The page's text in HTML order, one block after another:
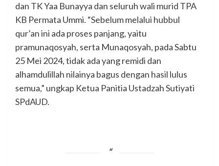
dan TK Yaa Bunayya dan seluruh wali murid TPA
KB Permata Ummi. “Sebelum melalui hubbul
qur’an ini ada proses panjang, yaitu
pramunaqosyah, serta Munaqosyah, pada Sabtu
25 Mei 2024, tidak ada yang remidi dan
alhamdulillah nilainya bagus dengan hasil lulus
semua,” ungkap Ketua Panitia Ustadzah Sutiyati
SPdAUD.